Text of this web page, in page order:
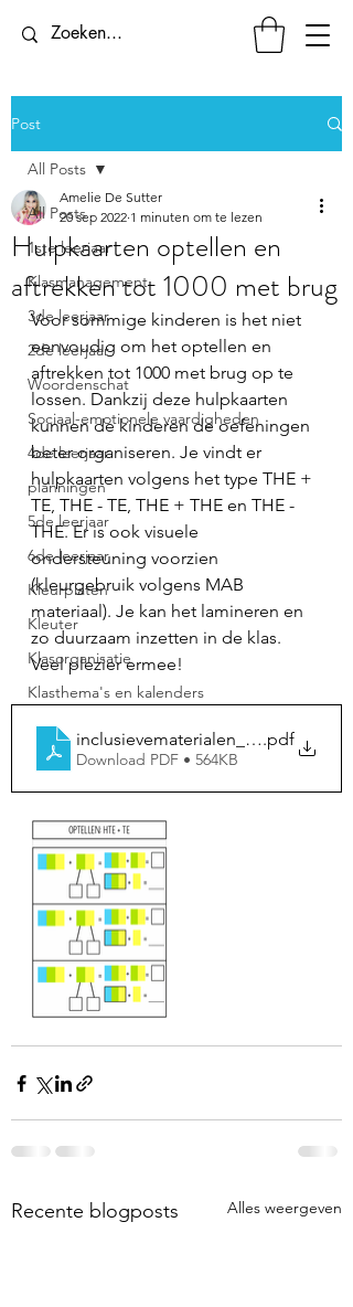
Post
All Posts
1ste leerjaar
Klasmanagement
3de leerjaar
2de leerjaar
Woordenschat
Sociaal-emotionele vaardigheden
4de leerjaar
planningen
5de leerjaar
6de leerjaar
Kleurplaten
Kleuter
Klasorganisatie
Klasthema's en kalenders
All Posts
Hulpkaarten optellen en
aftrekken tot 1000 met brug
Amelie De Sutter
20 sep 2022 1 minuten om te lezen
Voor sommige kinderen is het niet
eenvoudig om het optellen en
aftrekken tot 1000 met brug op te
lossen. Dankzij deze hulpkaarten
kunnen de kinderen de oefeningen
beter organiseren. Je vindt er
hulpkaarten volgens het type THE +
TE, THE - TE, THE + THE en THE -
THE. Er is ook visuele
ondersteuning voorzien
(kleurgebruik volgens MAB
materiaal). Je kan het lamineren en
zo duurzaam inzetten in de klas.
Veel plezier ermee!
.pdf
Download PDF • 564KB
Recente blogposts Alles weergeven